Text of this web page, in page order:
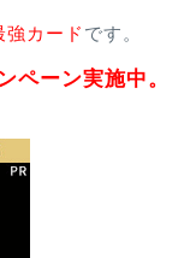
強カード です。
ペーン実施中。